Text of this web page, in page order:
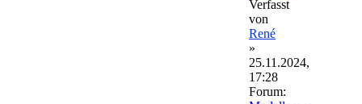
Verfasst
von
René
»
25.11.2024,
17:28
Forum: